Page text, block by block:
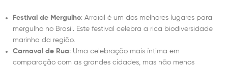
Festival de Mergulho: Arraial é um dos melhores lugares para
mergulho no Brasil. Este festival celebra a rica biodiversidade
marinha da região.
Carnaval de Rua: Uma celebração mais íntima em
comparação com as grandes cidades, mas não menos